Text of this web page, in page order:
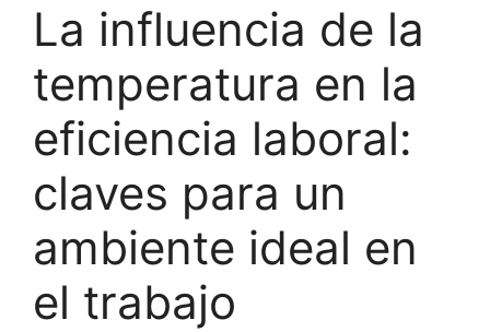
La influencia de la
temperatura en la
eficiencia laboral:
claves para un
ambiente ideal en
el trabajo